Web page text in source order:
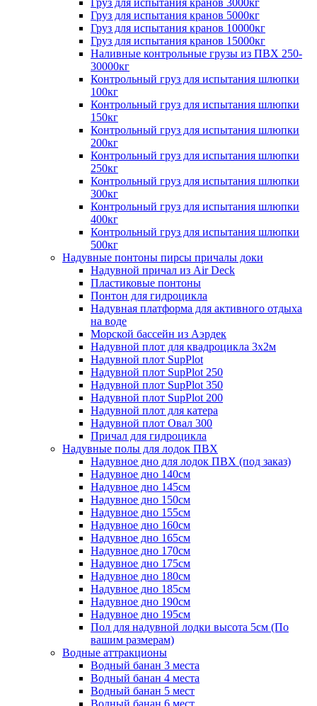
Груз для испытания кранов 3000кг
Груз для испытания кранов 5000кг
Груз для испытания кранов 10000кг
Груз для испытания кранов 15000кг
Наливные контрольные грузы из ПВХ 250-
30000кг
Контрольный груз для испытания шлюпки
100кг
Контрольный груз для испытания шлюпки
150кг
Контрольный груз для испытания шлюпки
200кг
Контрольный груз для испытания шлюпки
250кг
Контрольный груз для испытания шлюпки
300кг
Контрольный груз для испытания шлюпки
400кг
Контрольный груз для испытания шлюпки
500кг
Надувные понтоны пирсы причалы доки
Надувной причал из Air Deck
Пластиковые понтоны
Понтон для гидроцикла
Надувная платформа для активного отдыха
на воде
Морской бассейн из Аэрдек
Надувной плот для квадроцикла 3х2м
Надувной плот SupPlot
Надувной плот SupPlot 250
Надувной плот SupPlot 350
Надувной плот SupPlot 200
Надувной плот для катера
Надувной плот Овал 300
Причал для гидроцикла
Надувные полы для лодок ПВХ
Надувное дно для лодок ПВХ (под заказ)
Надувное дно 140см
Надувное дно 145см
Надувное дно 150см
Надувное дно 155см
Надувное дно 160см
Надувное дно 165см
Надувное дно 170см
Надувное дно 175см
Надувное дно 180см
Надувное дно 185см
Надувное дно 190см
Надувное дно 195см
Пол для надувной лодки высота 5см (По
вашим размерам)
Водные аттракционы
Водный банан 3 места
Водный банан 4 места
Водный банан 5 мест
Водный банан 6 мест